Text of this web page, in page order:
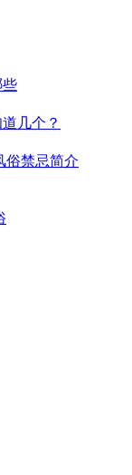
些
几个？
俗禁忌简介